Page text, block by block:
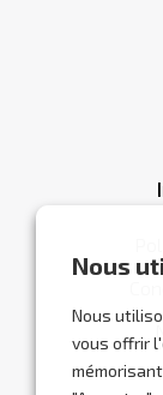
Nous
Nous
vous offrir